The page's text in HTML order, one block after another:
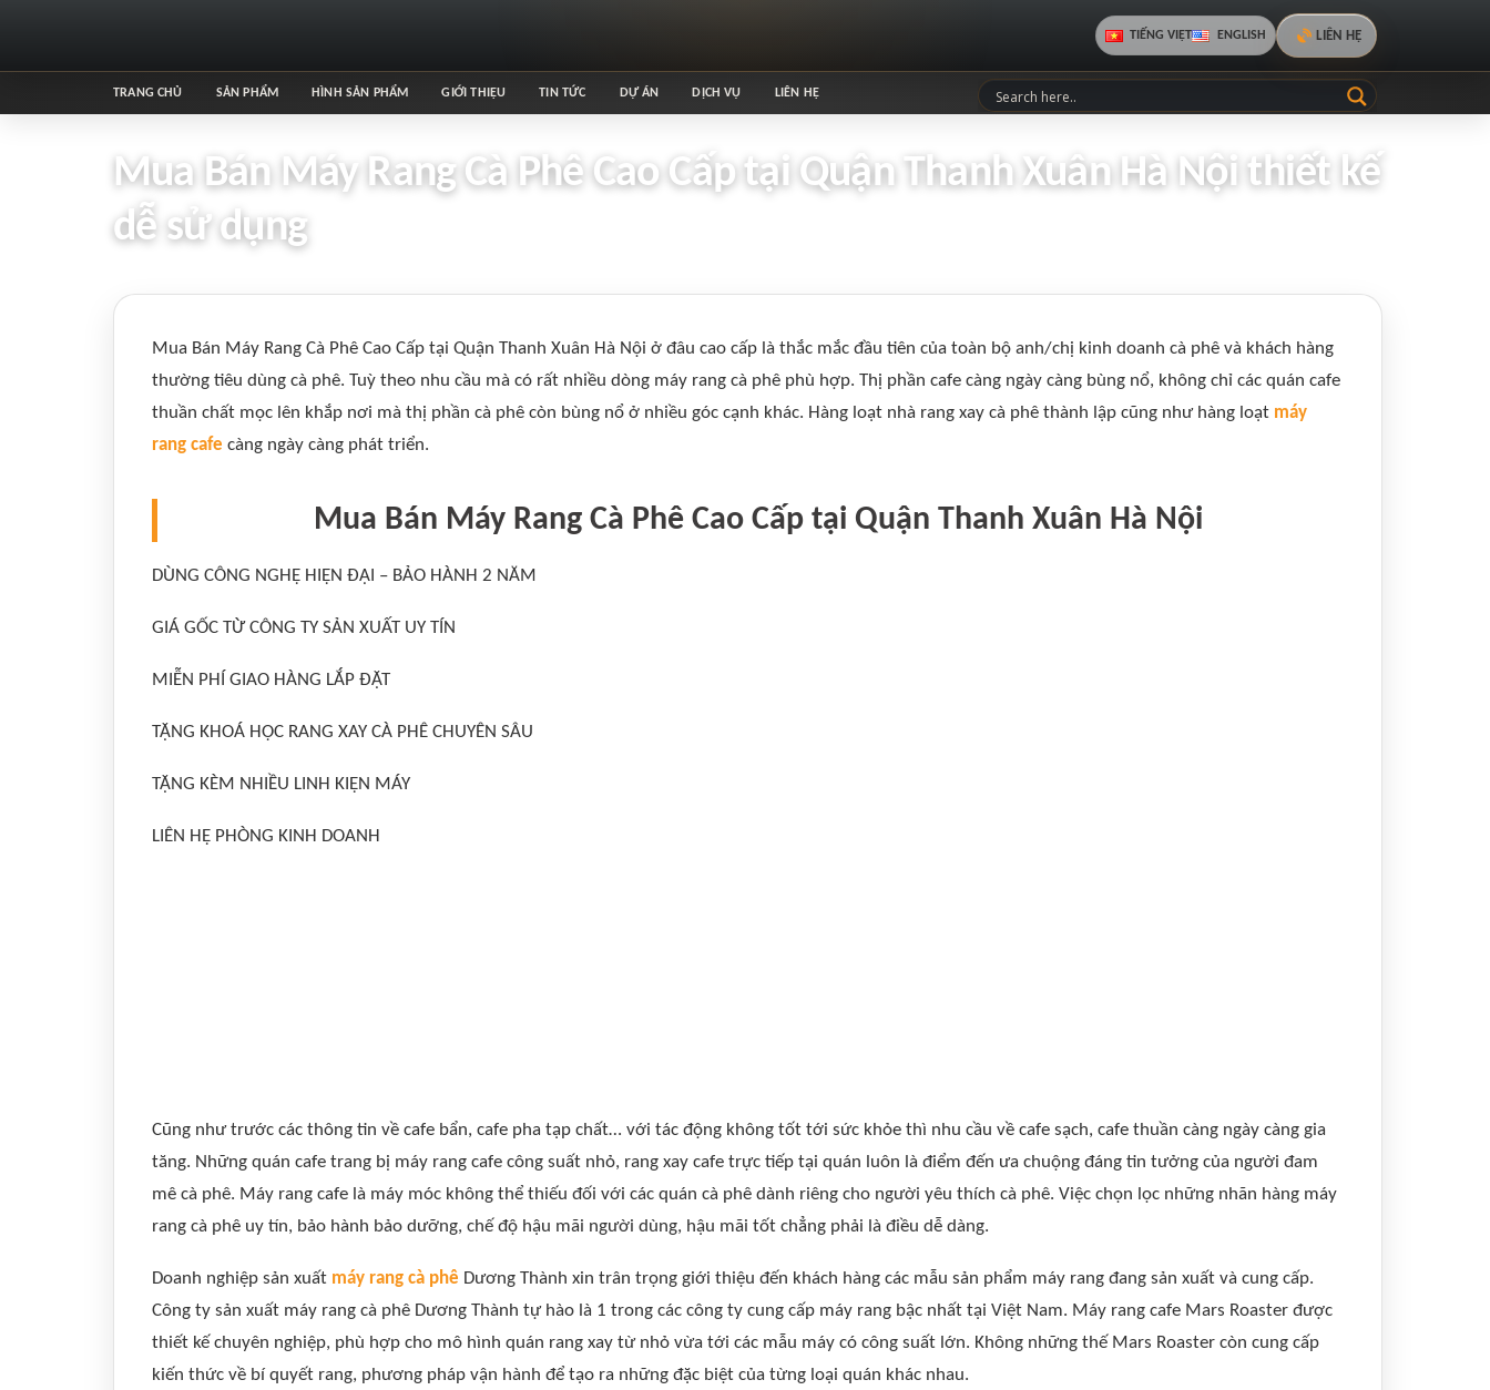
TIẾNG VIỆT ENGLISH LIÊN HỆ
TRANG CHỦ SẢN PHẨM HÌNH SẢN PHẨM GIỚI THIỆU TIN TỨC DỰ ÁN DỊCH VỤ LIÊN HỆ
Mua Bán Máy Rang Cà Phê Cao Cấp tại Quận Thanh Xuân Hà Nội thiết kế
dễ sử dụng
Mua Bán Máy Rang Cà Phê Cao Cấp tại Quận Thanh Xuân Hà Nội ở đâu cao cấp là thắc mắc đầu tiên của toàn bộ anh/chị kinh doanh cà phê và khách hàng
thường tiêu dùng cà phê. Tuỳ theo nhu cầu mà có rất nhiều dòng máy rang cà phê phù hợp. Thị phần cafe càng ngày càng bùng nổ, không chỉ các quán cafe
thuần chất mọc lên khắp nơi mà thị phần cà phê còn bùng nổ ở nhiều góc cạnh khác. Hàng loạt nhà rang xay cà phê thành lập cũng như hàng loạt máy
rang cafe càng ngày càng phát triển.
Mua Bán Máy Rang Cà Phê Cao Cấp tại Quận Thanh Xuân Hà Nội
DÙNG CÔNG NGHỆ HIỆN ĐẠI – BẢO HÀNH 2 NĂM
GIÁ GỐC TỪ CÔNG TY SẢN XUẤT UY TÍN
MIỄN PHÍ GIAO HÀNG LẮP ĐẶT
TẶNG KHOÁ HỌC RANG XAY CÀ PHÊ CHUYÊN SÂU
TẶNG KÈM NHIỀU LINH KIỆN MÁY
LIÊN HỆ PHÒNG KINH DOANH
Cũng như trước các thông tin về cafe bẩn, cafe pha tạp chất… với tác động không tốt tới sức khỏe thì nhu cầu về cafe sạch, cafe thuần càng ngày càng gia
tăng. Những quán cafe trang bị máy rang cafe công suất nhỏ, rang xay cafe trực tiếp tại quán luôn là điểm đến ưa chuộng đáng tin tưởng của người đam
mê cà phê. Máy rang cafe là máy móc không thể thiếu đối với các quán cà phê dành riêng cho người yêu thích cà phê. Việc chọn lọc những nhãn hàng máy
rang cà phê uy tín, bảo hành bảo dưỡng, chế độ hậu mãi người dùng, hậu mãi tốt chẳng phải là điều dễ dàng.
Doanh nghiệp sản xuất máy rang cà phê Dương Thành xin trân trọng giới thiệu đến khách hàng các mẫu sản phẩm máy rang đang sản xuất và cung cấp.
Công ty sản xuất máy rang cà phê Dương Thành tự hào là 1 trong các công ty cung cấp máy rang bậc nhất tại Việt Nam. Máy rang cafe Mars Roaster được
thiết kế chuyên nghiệp, phù hợp cho mô hình quán rang xay từ nhỏ vừa tới các mẫu máy có công suất lớn. Không những thế Mars Roaster còn cung cấp
kiến thức về bí quyết rang, phương pháp vận hành để tạo ra những đặc biệt của từng loại quán khác nhau.